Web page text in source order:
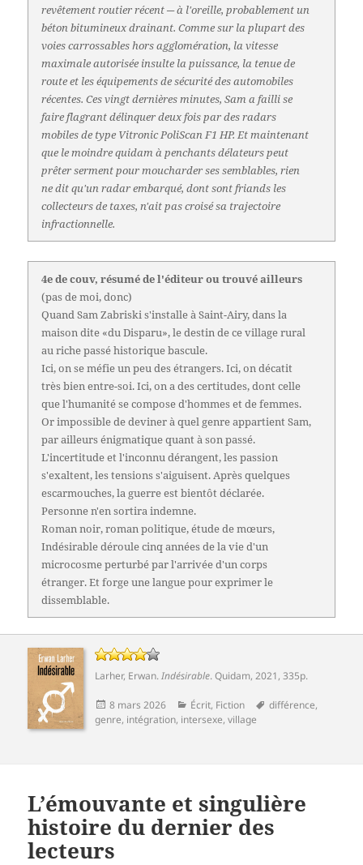
revêtement routier récent ─ à l'oreille, probablement un
béton bitumineux drainant. Comme sur la plupart des
voies carrossables hors agglomération, la vitesse
maximale autorisée insulte la puissance, la tenue de
route et les équipements de sécurité des automobiles
récentes. Ces vingt dernières minutes, Sam a failli se
faire flagrant délinquer deux fois par des radars
mobiles de type Vitronic PoliScan F1 HP. Et maintenant
que le moindre quidam à penchants délateurs peut
prêter serment pour moucharder ses semblables, rien
ne dit qu'un radar embarqué, dont sont friands les
collecteurs de taxes, n'ait pas croisé sa trajectoire
infractionnelle.
4e de couv, résumé de l'éditeur ou trouvé ailleurs
(pas de moi, donc)
Quand Sam Zabriski s'installe à Saint-Airy, dans la
maison dite «du Disparu», le destin de ce village rural
au riche passé historique bascule.
Ici, on se méfie un peu des étrangers. Ici, on décatit
très bien entre-soi. Ici, on a des certitudes, dont celle
que l'humanité se compose d'hommes et de femmes.
Or impossible de deviner à quel genre appartient Sam,
par ailleurs énigmatique quant à son passé.
L'incertitude et l'inconnu dérangent, les passion
s'exaltent, les tensions s'aiguisent. Après quelques
escarmouches, la guerre est bientôt déclarée.
Personne n'en sortira indemne.
Roman noir, roman politique, étude de mœurs,
Indésirable déroule cinq années de la vie d'un
microcosme perturbé par l'arrivée d'un corps
étranger. Et forge une langue pour exprimer le
dissemblable.
Larher, Erwan.Indésirable.Quidam, 2021, 335p.
Publié
le
8 mars 2026 Catégories
Écrit, Fiction
Mots-
différence,
genre, intégration, intersexe, village
L’émouvante et singulière
histoire du dernier des
lecteurs